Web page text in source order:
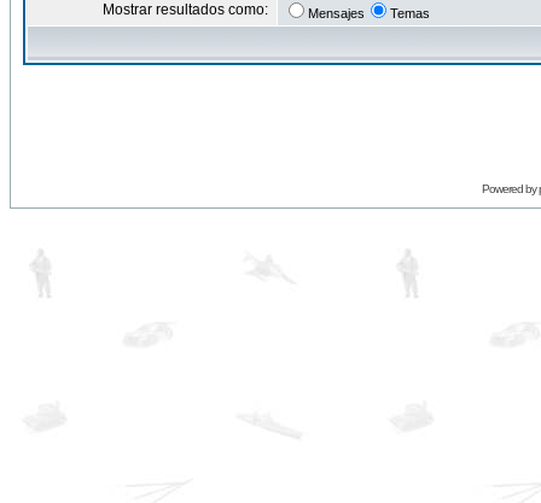
Mostrar resultados como: Mensajes Temas
Powered by